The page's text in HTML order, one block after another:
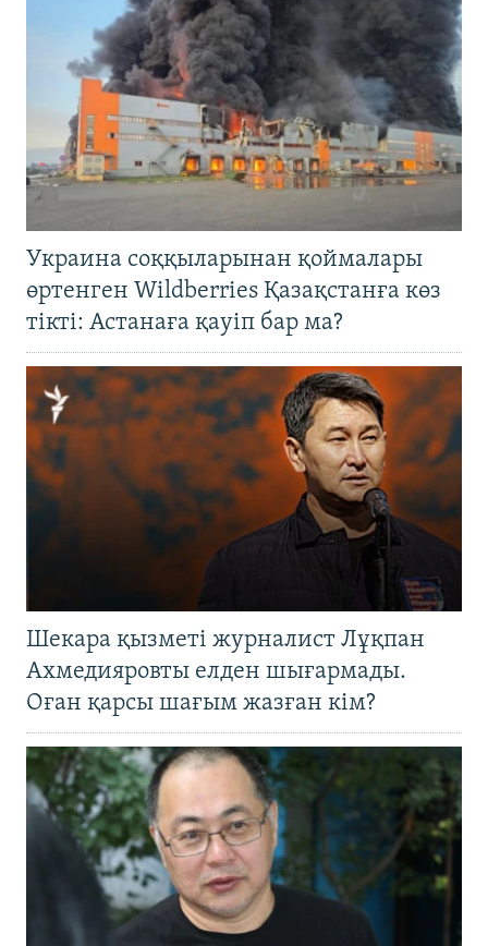
Украина соққыларынан қоймалары
өртенген Wildberries Қазақстанға көз
тікті: Астанаға қауіп бар ма?
Шекара қызметі журналист Лұқпан
Ахмедияровты елден шығармады.
Оған қарсы шағым жазған кім?